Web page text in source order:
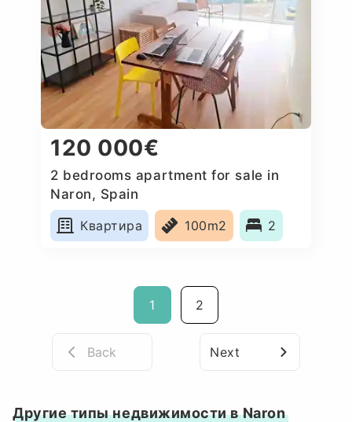
120 000€
2 bedrooms apartment for sale in
Naron, Spain
Квартира
100m2 2
1 2
Back Next
Другие типы недвижимости в Naron